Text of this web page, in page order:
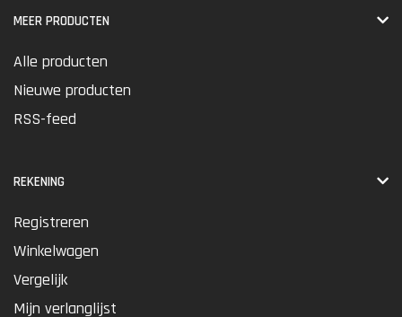
MEER PRODUCTEN
Alle producten
Nieuwe producten
RSS-feed
REKENING
Registreren
Winkelwagen
Vergelijk
Mijn verlanglijst